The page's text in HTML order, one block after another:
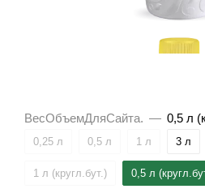
ВесОбъемДляСайта. — 0,5 л
0,25 л 0,5 л 1 л 3 л
1 л (кругл.бут.) 0,5 л